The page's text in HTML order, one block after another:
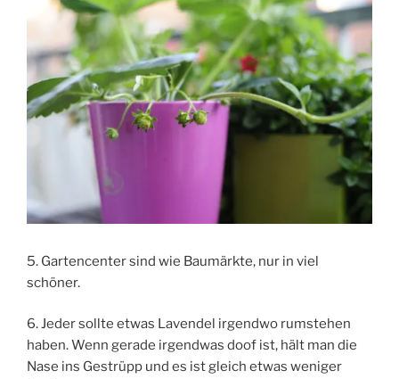
5. Gartencenter sind wie Baumärkte, nur in viel
schöner.
6. Jeder sollte etwas Lavendel irgendwo rumstehen
haben. Wenn gerade irgendwas doof ist, hält man die
Nase ins Gestrüpp und es ist gleich etwas weniger